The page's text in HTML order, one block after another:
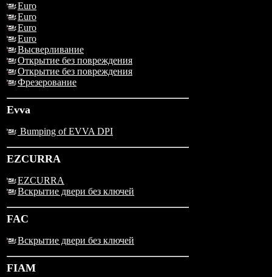
Euro
Euro
Euro
Euro
Высверливание
Открытие без повреждения
Открытие без повреждения
Фрезерование
Evva
Bumping of EVVA DPI
EZCURRA
EZCURRA
Вскрытие двери без ключей
FAC
Вскрытие двери без ключей
FIAM